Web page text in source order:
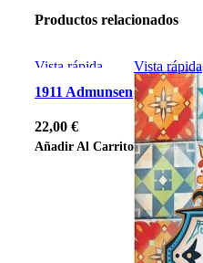
Productos relacionados
Vista rápida
1911 Admunsen
22,00 €
Añadir Al Carrito
Vista rápida